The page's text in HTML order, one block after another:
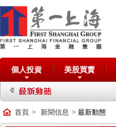
個人投資 美股買賣
首頁 > 新聞信息 > 最新動態